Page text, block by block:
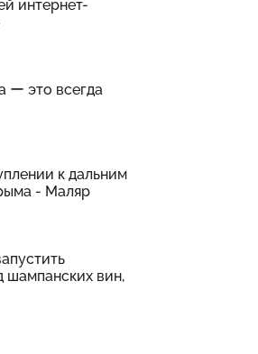
интернет-
ー это всегда
к дальним
- Маляр
шампанских вин,